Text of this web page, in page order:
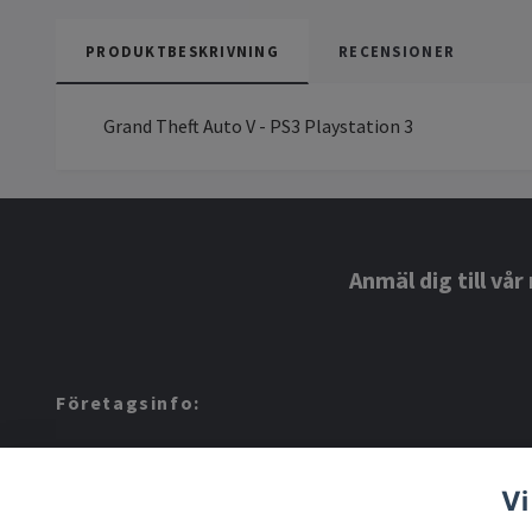
PRODUKTBESKRIVNING RECENSIONER
Grand Theft Auto V - PS3 Playstation 3
Anmäl dig till
Företagsinfo: